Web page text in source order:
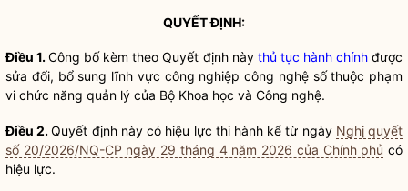
QUYẾT ĐỊNH:
Điều 1.Công bố kèm theo Quyết định này thủ tục hành chínhđược
sửa đổi, bổ sung lĩnh vực công nghiệp công nghệ số thuộc phạm
vi chức năng quản lý của Bộ Khoa học và Công nghệ.
Điều 2. Quyết định này có hiệu lực thi hành kể từ ngày Nghị quyết
số 20/2026/NQ-CP ngày 29 tháng 4 năm 2026 của Chính phủ có
hiệu lực.